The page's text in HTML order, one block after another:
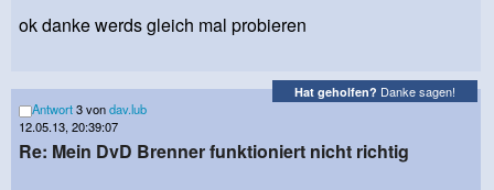
ok danke werds gleich mal probieren
Hat geholfen? Danke sagen!
Antwort3 vondav.lub
12.05.13, 20:39:07
Re: Mein DvD Brenner funktioniert nicht richtig